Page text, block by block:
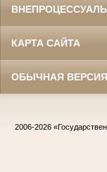
КАРТА САЙТА
ОБЫЧНАЯ
2006-2026